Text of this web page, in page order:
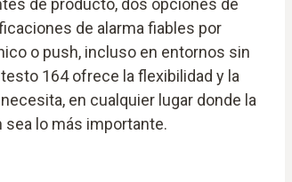
de producto, dos opciones de
de alarma fiables por
o push, incluso en entornos sin
164 ofrece la flexibilidad y la
en cualquier lugar donde la
lo más importante.